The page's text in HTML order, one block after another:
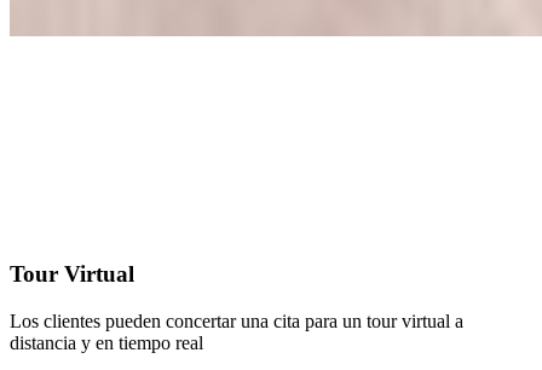
Tour Virtual
Los clientes pueden concertar una cita para un tour virtual a
distancia y en tiempo real